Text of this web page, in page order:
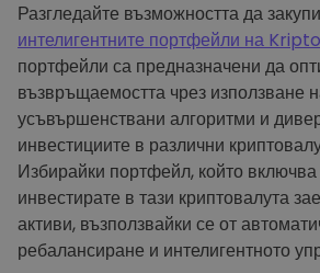
Разгледайте възможността да
интелигентните портфейли на
портфейли са предназначени да
възвръщаемостта чрез използване
усъвършенствани алгоритми и
инвестициите в различни
Избирайки портфейл, който
инвестирате в тази криптовалута
активи, възползвайки се от
ребалансиране и интелигентното